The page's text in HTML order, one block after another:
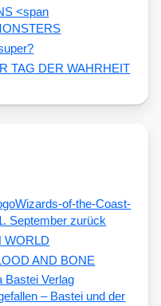
<span
TAG DER WAHRHEIT
Wizards-of-the-Coast-
September zurück
WORLD
AND BONE
– Bastei und der